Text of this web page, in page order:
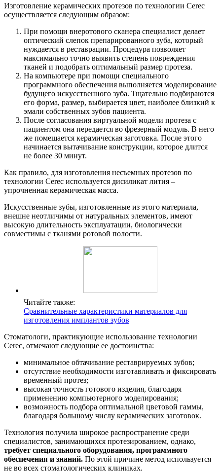
Изготовление керамических протезов по технологии Cerec
осуществляется следующим образом:
При помощи внеротового сканера специалист делает
оптический слепок препарированного зуба, который
нуждается в реставрации. Процедура позволяет
максимально точно выявить степень повреждения
тканей и подобрать оптимальный размер протеза.
На компьютере при помощи специального
программного обеспечения выполняется моделирование
будущего искусственного зуба. Тщательно подбираются
его форма, размер, выбирается цвет, наиболее близкий к
эмали собственных зубов пациента.
После согласования виртуальной модели протеза с
пациентом она передается во фрезерный модуль. В него
же помещается керамическая заготовка. После этого
начинается вытачивание конструкции, которое длится
не более 30 минут.
Как правило, для изготовления несъемных протезов по
технологии Cerec используется дисиликат лития –
упрочненная керамическая масса.
Искусственные зубы, изготовленные из этого материала,
внешне неотличимы от натуральных элементов, имеют
высокую длительность эксплуатации, биологически
совместимы с тканями ротовой полости.
Читайте также:
Сравнительные характеристики материалов для
изготовления имплантов зубов
Стоматологи, практикующие использование технологии
Cerec, отмечают следующие ее достоинства:
минимальное обтачивание реставрируемых зубов;
отсутствие необходимости изготавливать и фиксировать
временный протез;
высокая точность готового изделия, благодаря
применению компьютерного моделирования;
возможность подбора оптимальной цветовой гаммы,
благодаря большому числу керамических заготовок.
Технология получила широкое распространение среди
специалистов, занимающихся протезированием, однако,
требует специального оборудования, программного
обеспечения и знаний. По этой причине метод используется
не во всех стоматологических клиниках.